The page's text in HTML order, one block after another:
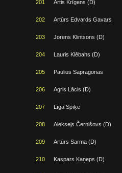
201 Artis Krīgens (D)
202 Artūrs Edvards Gavars
203 Jorens Klintsons (D)
204 Lauris Klēbahs (D)
205 Paulius Sapragonas
206 Agris Lācis (D)
207 Līga Spīķe
208 Aleksejs Černišovs (D)
209 Artūrs Sarma (D)
210 Kaspars Kaņeps (D)